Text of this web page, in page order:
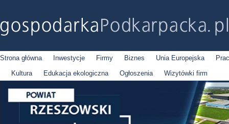
Strona główna Inwestycje Firmy Biznes Unia Europejska
Kultura
Edukacja ekologiczna Ogłoszenia Wizytówki firm